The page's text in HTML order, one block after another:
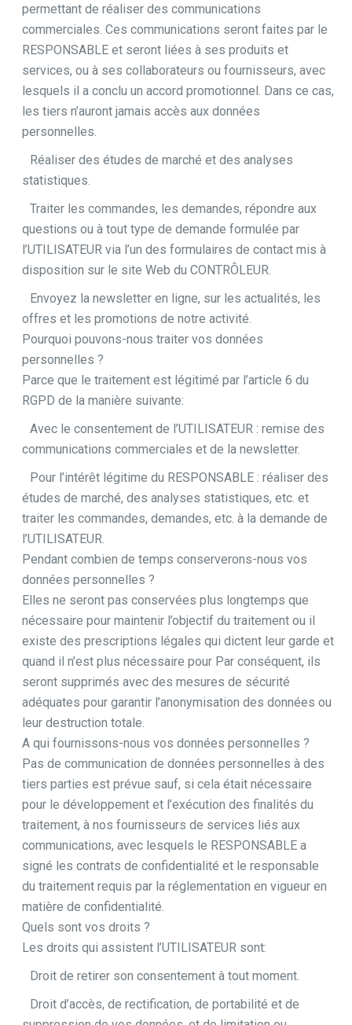
permettant de réaliser des communications
commerciales. Ces communications seront faites par le
RESPONSABLE et seront liées à ses produits et
services, ou à ses collaborateurs ou fournisseurs, avec
lesquels il a conclu un accord promotionnel. Dans ce cas,
les tiers n’auront jamais accès aux données
personnelles.
Réaliser des études de marché et des analyses
statistiques.
Traiter les commandes, les demandes, répondre aux
questions ou à tout type de demande formulée par
l’UTILISATEUR via l’un des formulaires de contact mis à
disposition sur le site Web du CONTRÔLEUR.
Envoyez la newsletter en ligne, sur les actualités, les
offres et les promotions de notre activité.
Pourquoi pouvons-nous traiter vos données
personnelles ?
Parce que le traitement est légitimé par l’article 6 du
RGPD de la manière suivante:
Avec le consentement de l’UTILISATEUR : remise des
communications commerciales et de la newsletter.
Pour l’intérêt légitime du RESPONSABLE : réaliser des
études de marché, des analyses statistiques, etc. et
traiter les commandes, demandes, etc. à la demande de
l’UTILISATEUR.
Pendant combien de temps conserverons-nous vos
données personnelles ?
Elles ne seront pas conservées plus longtemps que
nécessaire pour maintenir l’objectif du traitement ou il
existe des prescriptions légales qui dictent leur garde et
quand il n’est plus nécessaire pour Par conséquent, ils
seront supprimés avec des mesures de sécurité
adéquates pour garantir l’anonymisation des données ou
leur destruction totale.
A qui fournissons-nous vos données personnelles ?
Pas de communication de données personnelles à des
tiers parties est prévue sauf, si cela était nécessaire
pour le développement et l’exécution des finalités du
traitement, à nos fournisseurs de services liés aux
communications, avec lesquels le RESPONSABLE a
signé les contrats de confidentialité et le responsable
du traitement requis par la réglementation en vigueur en
matière de confidentialité.
Quels sont vos droits ?
Les droits qui assistent l’UTILISATEUR sont:
Droit de retirer son consentement à tout moment.
Droit d’accès, de rectification, de portabilité et de